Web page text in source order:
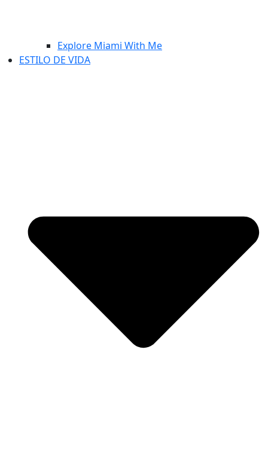
Explore Miami With Me
ESTILO DE VIDA